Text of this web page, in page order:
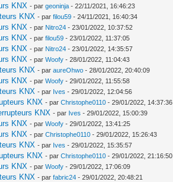
KNX - pargeoninja - 22/11/2021, 16:46:23
KNX - parfilou59 - 24/11/2021, 16:40:34
KNX - par Nitro24 - 23/01/2022, 10:37:52
KNX - parfilou59 - 23/01/2022, 11:37:05
KNX - par Nitro24 - 23/01/2022, 14:35:57
KNX - parWoofy - 28/01/2022, 11:04:43
KNX - paraureOhwo - 28/01/2022, 20:40:09
KNX - parWoofy - 29/01/2022, 11:55:58
KNX - par Ives - 29/01/2022, 12:04:56
KNX - parChristophe0110 - 29/01/2022, 14:37:36
KNX - par Ives - 29/01/2022, 15:00:39
KNX - parWoofy - 29/01/2022, 13:41:25
KNX - parChristophe0110 - 29/01/2022, 15:26:43
KNX - par Ives - 29/01/2022, 15:35:57
KNX - parChristophe0110 - 29/01/2022, 21:16:50
KNX - parWoofy - 29/01/2022, 17:06:09
KNX - parfabric24 - 29/01/2022, 20:48:21